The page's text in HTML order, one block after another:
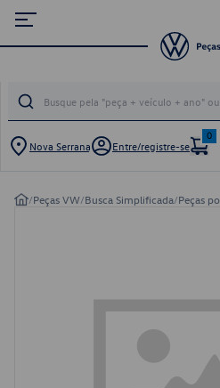
Nova Serrana Entre/registre-se
0
/Peças VW/Busca Simplificada/Peças